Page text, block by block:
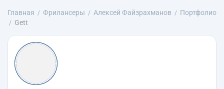
Главная Фрилансеры Алексей Файзрахманов
Портфолио
Gett